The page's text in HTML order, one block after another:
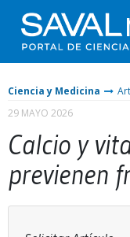
Ciencia y Medicina
29 MAYO 2026
Calcio y
previenen